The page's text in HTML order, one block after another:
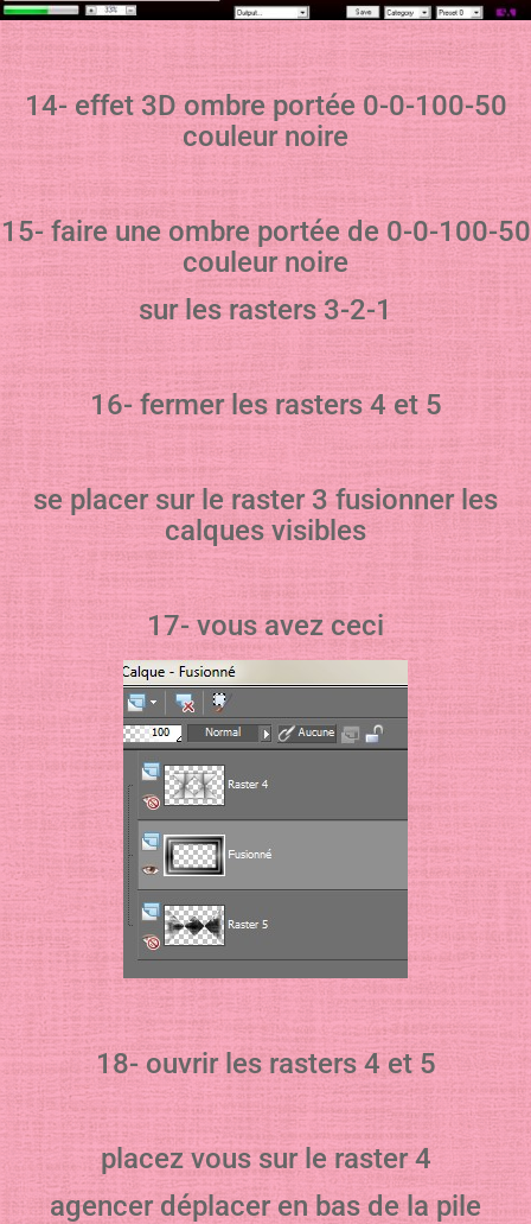
14- effet 3D ombre portée 0-0-100-50
couleur noire
15- faire une ombre portée de 0-0-100-50
couleur noire
sur les rasters 3-2-1
16- fermer les rasters 4 et 5
se placer sur le raster 3 fusionner les
calques visibles
17- vous avez ceci
18- ouvrir les rasters 4 et 5
placez vous sur le raster 4
agencer déplacer en bas de la pile